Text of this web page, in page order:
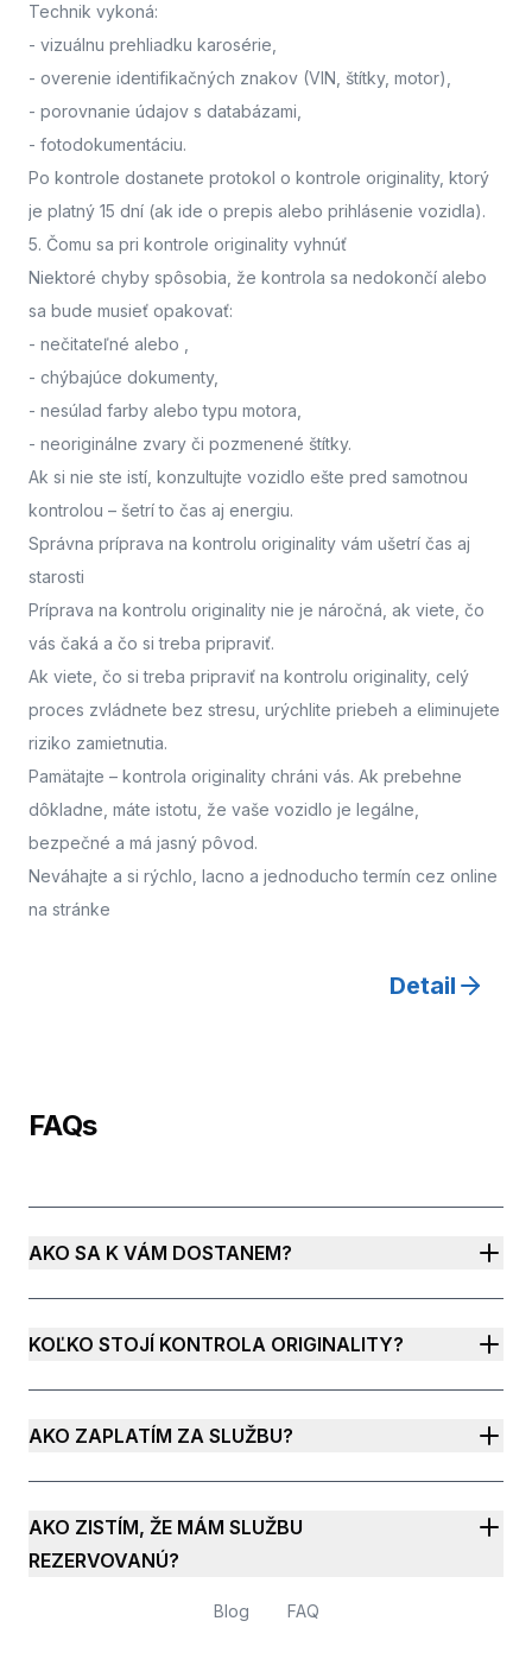
Technik vykoná:
- vizuálnu prehliadku karosérie,
- overenie identifikačných znakov (VIN, štítky, motor),
- porovnanie údajov s databázami,
- fotodokumentáciu.
Po kontrole dostanete protokol o kontrole originality, ktorý
je platný 15 dní (ak ide o prepis alebo prihlásenie vozidla).
5. Čomu sa pri kontrole originality vyhnúť
Niektoré chyby spôsobia, že kontrola sa nedokončí alebo
sa bude musieť opakovať:
- nečitateľné alebo
- chýbajúce dokumenty,
- nesúlad farby alebo typu motora,
- neoriginálne zvary či pozmenené štítky.
Ak si nie ste istí, konzultujte vozidlo ešte pred samotnou
kontrolou – šetrí to čas aj energiu.
Správna príprava na kontrolu originality vám ušetrí čas aj
starosti
Príprava na kontrolu originality nie je náročná, ak viete, čo
vás čaká a čo si treba pripraviť.
Ak viete, čo si treba pripraviť na kontrolu originality, celý
proces zvládnete bez stresu, urýchlite priebeh a eliminujete
riziko zamietnutia.
Pamätajte – kontrola originality chráni vás. Ak prebehne
dôkladne, máte istotu, že vaše vozidlo je legálne,
bezpečné a má jasný pôvod.
Neváhajte a si rýchlo, lacno a jednoducho termín cez online
na stránke
Detail
FAQs
AKO SA K VÁM DOSTANEM?
KOĽKO STOJÍ KONTROLA ORIGINALITY?
AKO ZAPLATÍM ZA SLUŽBU?
AKO ZISTÍM, ŽE MÁM SLUŽBU
REZERVOVANÚ?
Blog FAQ